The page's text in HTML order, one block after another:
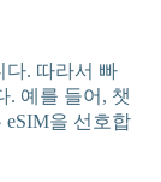
다. 따라서 빠
. 예를 들어, 챗
eSIM을 선호합